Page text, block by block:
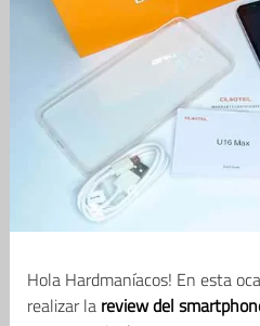
Hola Hardmaníacos! En esta
realizar la review del